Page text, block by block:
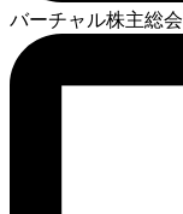
バーチャル株主総会